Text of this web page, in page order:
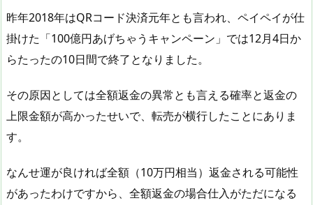
昨年2018年はQRコード決済元年とも言われ、ペイペイが仕
掛けた「100億円あげちゃうキャンペーン」では12月4日か
らたったの10日間で終了となりました。
その原因としては全額返金の異常とも言える確率と返金の
上限金額が高かったせいで、転売が横行したことにありま
す。
なんせ運が良ければ全額（10万円相当）返金される可能性
があったわけですから、全額返金の場合仕入がただになる